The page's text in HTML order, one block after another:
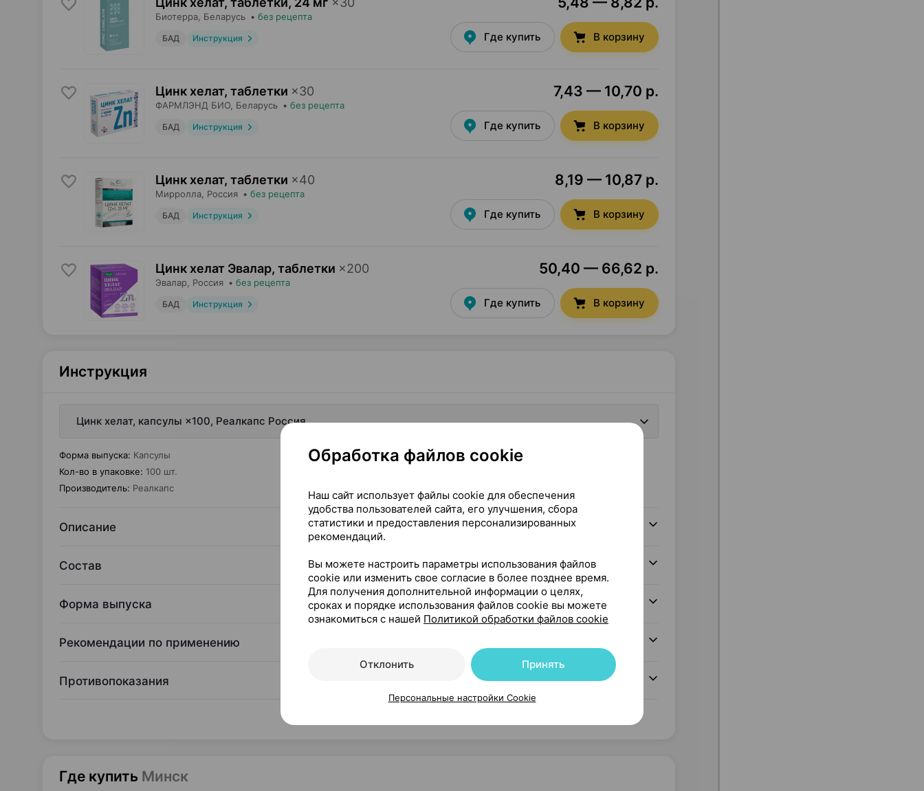
Биотерра , Беларусь • без рецепта
БАД Инструкция Где купить В корзину
Цинк хелат, таблетки ×30
ФАРМЛЭНД БИО , Беларусь • без рецепта
БАД Инструкция
7,43 — 10,70 р.
Где купить В корзину
Цинк хелат, таблетки ×40
Мирролла , Россия • без рецепта
БАД Инструкция
8,19 — 10,87 р.
Где купить В корзину
Цинк хелат Эвалар, таблетки ×200
Эвалар , Россия • без рецепта
БАД Инструкция
50,40 — 66,62 р.
Где купить В корзину
Инструкция
Цинк хелат, капсулы ×100, Реалкапс Россия
Форма выпуска: Капсулы
Кол-во в упаковке: 100 шт.
Производитель: Реалкапс
Описание
Состав
Форма выпуска
Рекомендации по применению
Противопоказания
Где купить Минск
Обработка файлов cookie
Наш сайт использует файлы cookie для обеспечения
удобства пользователей сайта, его улучшения, сбора
статистики и предоставления персонализированных
рекомендаций.
Вы можете настроить параметры использования файлов
cookie или изменить свое согласие в более позднее время.
Для получения дополнительной информации о целях,
сроках и порядке использования файлов cookie вы можете
ознакомиться с нашей Политикой обработки файлов cookie
Отклонить Принять
Персональные настройки Cookie